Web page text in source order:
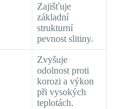
Zajišťuje
základní
strukturní
pevnost slitiny.
Zvyšuje
odolnost proti
korozi a výkon
při vysokých
teplotách.